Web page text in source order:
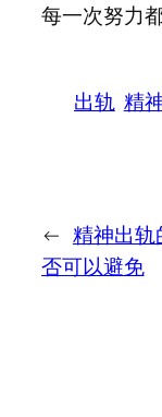
每一次努力
出轨 精
← 精神出轨
否可以避免